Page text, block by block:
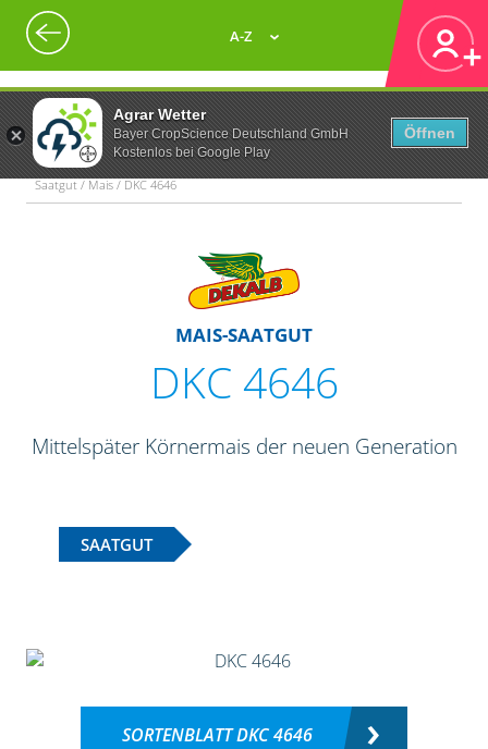
Agrar Wetter
Bayer CropScience Deutschland GmbH
Kostenlos bei Google Play
Öffnen
A-Z
Saatgut / Mais / DKC 4646
MAIS-SAATGUT
DKC 4646
Mittelspäter Körnermais der neuen Generation
SAATGUT
SORTENBLATT DKC 4646